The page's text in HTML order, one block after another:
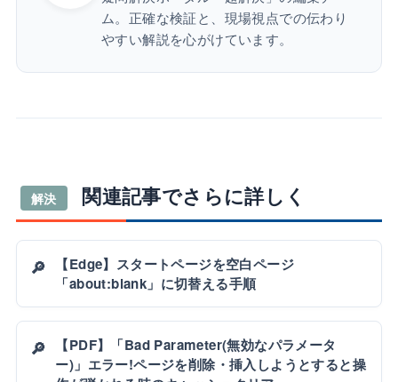
ム。正確な検証と、現場視点での伝わり
やすい解説を心がけています。
解決 関連記事でさらに詳しく
🔎
【Edge】スタートページを空白ページ
「about:blank」に切替える手順
🔎
【PDF】「Bad Parameter(無効なパラメータ
ー)」エラー!ページを削除・挿入しようとすると操